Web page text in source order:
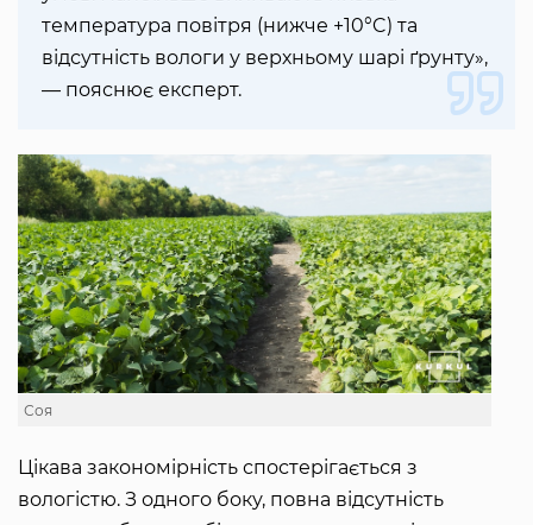
температура повітря (нижче +10°C) та
відсутність вологи у верхньому шарі ґрунту»,
— пояснює експерт.
Соя
Цікава закономірність спостерігається з
вологістю. З одного боку, повна відсутність